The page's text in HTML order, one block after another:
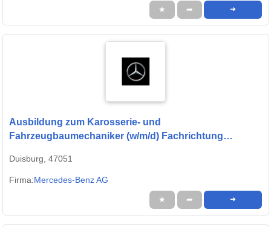
★ ➦ ➜
Ausbildung zum Karosserie- und
Fahrzeugbaumechaniker (w/m/d) Fachrichtung
AG, Niederlassung Rhein-Ruhr, Ausbildungsbeginn
16.08.2027
Duisburg, 47051
Firma:Mercedes-Benz AG
★ ➦ ➜